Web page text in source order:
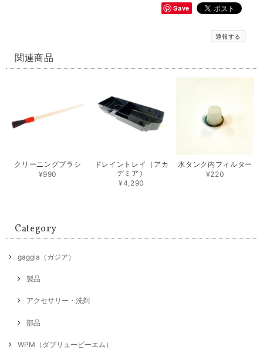
Save
通報する
関連商品
クリーニングブラシ
¥990
ドレイントレイ（アカ
デミア）
¥4,290
水タンク内フィルター
¥220
Category
gaggia（ガジア）
製品
アクセサリー・洗剤
部品
WPM（ダブリューピーエム）